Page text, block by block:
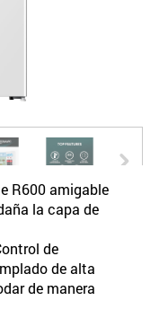
R600 amigable
la capa de
de
de alta
de manera